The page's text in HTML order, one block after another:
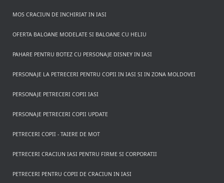
MOS CRACIUN DE INCHIRIAT IN IASI
OFERTA BALOANE MODELATE SI BALOANE CU HELIU
PAHARE PENTRU BOTEZ CU PERSONAJE DISNEY IN IASI
PERSONAJE LA PETRECERI PENTRU COPII IN IASI SI IN ZONA MOLDOVEI
PERSONAJE PETRECERI COPII IASI
PERSONAJE PETRECERI COPII UPDATE
PETRECERI COPII - TAIERE DE MOT
PETRECERI CRACIUN IASI PENTRU FIRME SI CORPORATII
PETRECERI PENTRU COPII DE CRACIUN IN IASI